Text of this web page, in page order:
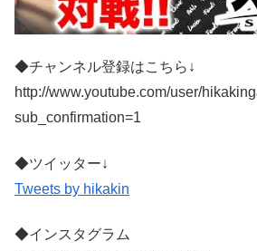
◆チャンネル登録はこちら↓
http://www.youtube.com/user/
sub_confirmation=1
◆ツイッター↓
Tweets by hikakin
◆インスタグラム